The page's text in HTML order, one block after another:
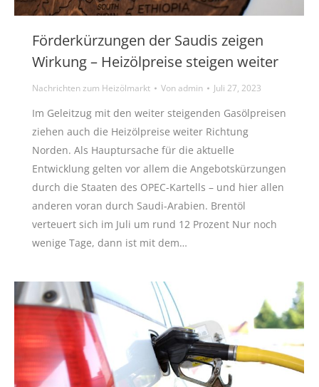
Förderkürzungen der Saudis zeigen
Wirkung – Heizölpreise steigen weiter
Nachrichten zum Heizölmarkt Vonadmin Juli 27, 2023
Im Geleitzug mit den weiter steigenden Gasölpreisen
ziehen auch die Heizölpreise weiter Richtung
Norden. Als Hauptursache für die aktuelle
Entwicklung gelten vor allem die Angebotskürzungen
durch die Staaten des OPEC-Kartells – und hier allen
anderen voran durch Saudi-Arabien. Brentöl
verteuert sich im Juli um rund 12 Prozent Nur noch
wenige Tage, dann ist mit dem…